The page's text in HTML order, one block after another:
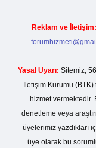
Reklam ve İletişim:
Yasal Uyarı: Sitemiz,
İletişim Kurumu
hizmet
denetleme veya
üyelerimiz yazdıkları
üye olarak bu